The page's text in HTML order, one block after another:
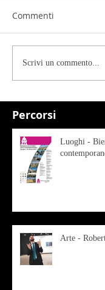
Percorsi
Commenti
Scrivi un commento...
Luoghi -
Arte -